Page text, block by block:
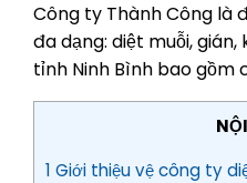
Công ty Thành Công là
đa dạng: diệt muỗi,
tỉnh Ninh Bình bao gồm
1 Giới thiệu vệ công ty